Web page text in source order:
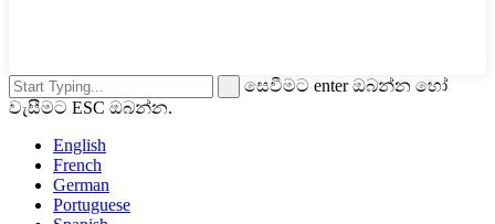
සෙවීමට enter ඔබන්න හෝ
වැසීමට ESC ඔබන්න.
English
French
German
Portuguese